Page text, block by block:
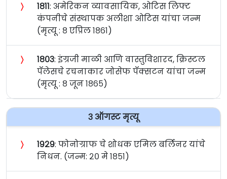
〉 १८११: अमेरिकन व्यावसायिक, ओटिस लिफ्ट
कंपनीचे संस्थापक अलीशा ओटिस यांचा जन्म
(मृत्यू : ८ एप्रिल १८६१)
〉 १८०३: इंग्रजी माळी आणि वास्तुविशारद, क्रिस्टल
पॅलेसचे रचनाकार जोसेफ पॅक्सटन यांचा जन्म
(मृत्यू : ८ जून १८६५)
३ ऑगस्ट मृत्यू
〉 १९२९: फोनोग्राफ चे शोधक एमिल बर्लिनर यांचे
निधन. (जन्म: २० मे १८५१)